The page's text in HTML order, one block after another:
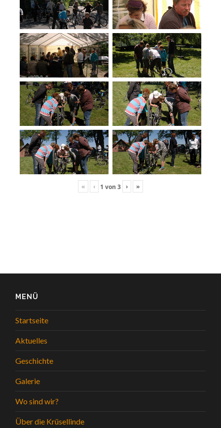
« ‹ 1 von 3 › »
MENÜ
Startseite
Aktuelles
Geschichte
Galerie
Wo sind wir?
Über die Krüsellinde